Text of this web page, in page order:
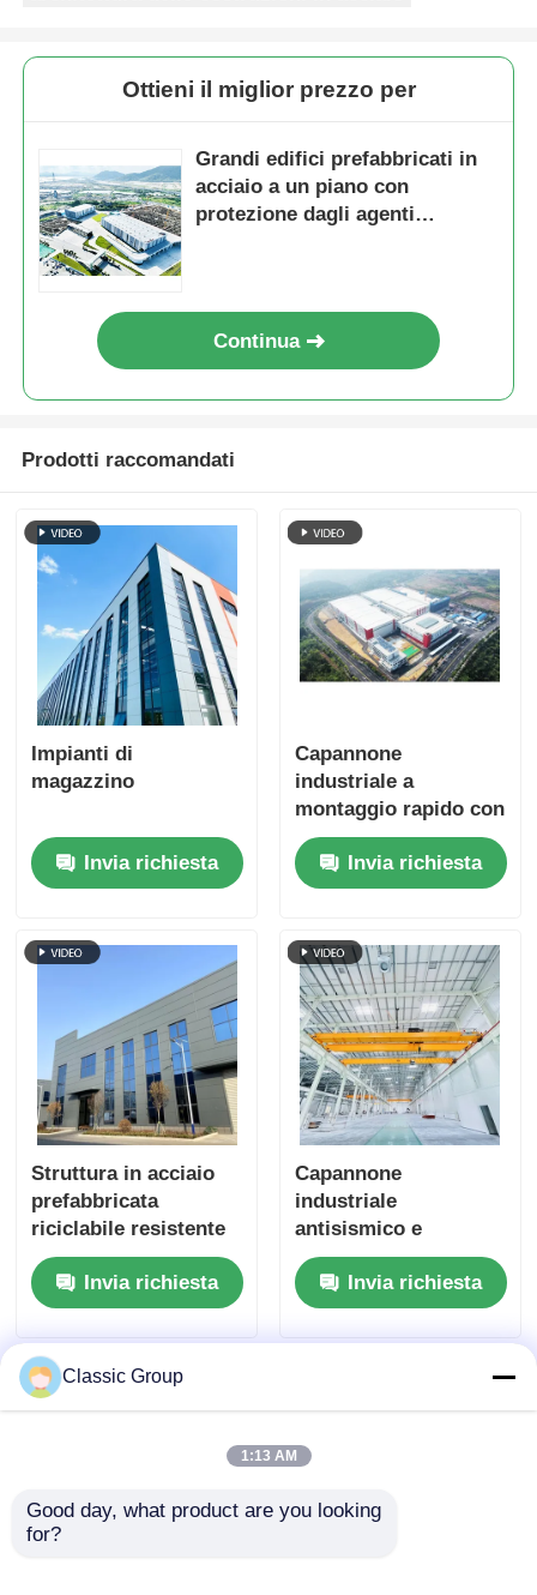
Ottieni il miglior prezzo per
Grandi edifici prefabbricati in
acciaio a un piano con
protezione dagli agenti
Continua
Prodotti raccomandati
Impianti di
magazzino
Invia richiesta
Capannone
industriale a
montaggio rapido con
struttura in acciaio,
capannone
prefabbricato su
Invia richiesta
Struttura in acciaio
prefabbricata
riciclabile resistente
ai terremoti
Invia richiesta
Capannone
industriale
antisismico e
resistente agli agenti
atmosferici con
struttura in acciaio,
capannone a telaio
Invia richiesta
Classic Group
1:13 AM
Good day, what product are you looking
for?